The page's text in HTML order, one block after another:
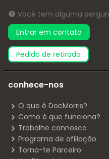
Você tem alguma
Entrar em contato
pedido de retirada
conhece-nos
O que é DocMorris?
Como é que funciona?
Trabalhe connosco
Programa de afiliação
Torna-te Parceiro